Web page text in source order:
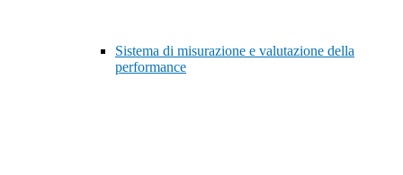
Sistema di misurazione e valutazione della
performance